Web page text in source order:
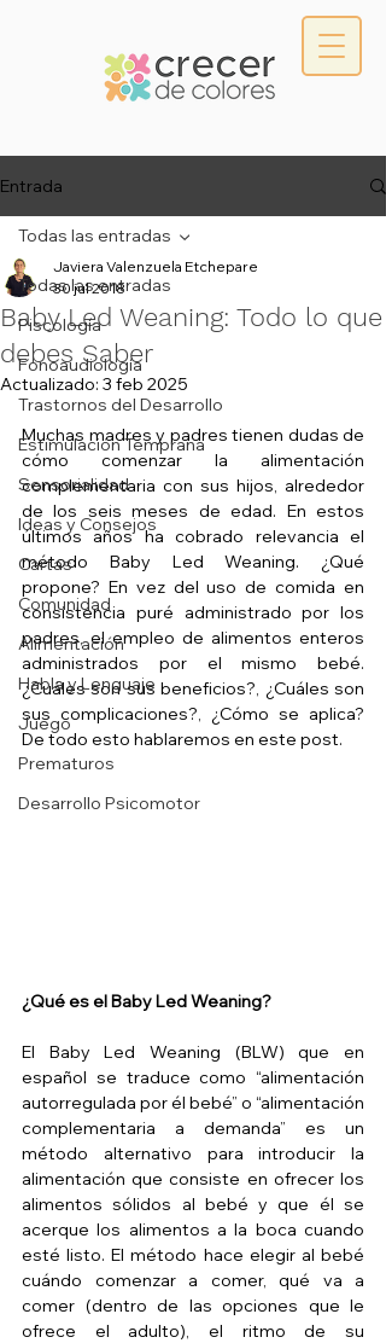
Entrada
Todas las entradas
Piscología
Fonoaudiología
Trastornos del Desarrollo
Estimulación Temprana
Sensorialidad
Ideas y Consejos
Cartas
Comunidad
Alimentación
Habla y Lenguaje
Juego
Prematuros
Desarrollo Psicomotor
Todas las entradas
Baby Led Weaning: Todo lo que
debes Saber
Javiera Valenzuela Etchepare
30 jul 2018
Actualizado: 3 feb 2025
Muchas madres y padres tienen dudas de
cómo comenzar la alimentación
complementaria con sus hijos, alrededor
de los seis meses de edad. En estos
últimos años ha cobrado relevancia el
método Baby Led Weaning. ¿Qué
propone? En vez del uso de comida en
consistencia puré administrado por los
padres, el empleo de alimentos enteros
administrados por el mismo bebé.
¿Cuáles son sus beneficios?, ¿Cuáles son
sus complicaciones?, ¿Cómo se aplica?
De todo esto hablaremos en este post.
¿Qué es el Baby Led Weaning?
El Baby Led Weaning (BLW) que en
español se traduce como “alimentación
autorregulada por él bebé” o “alimentación
complementaria a demanda” es un
método alternativo para introducir la
alimentación que consiste en ofrecer los
alimentos sólidos al bebé y que él se
acerque los alimentos a la boca cuando
esté listo. El método hace elegir al bebé
cuándo comenzar a comer, qué va a
comer (dentro de las opciones que le
ofrece el adulto), el ritmo de su